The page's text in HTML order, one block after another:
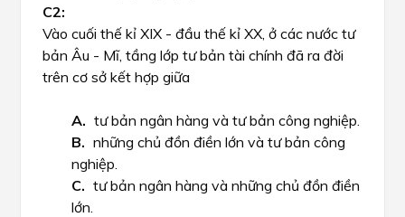
Vào cuối thế kỉ XIX - đầu thế kỉ XX, ở các nước tư
bản Âu - Mĩ, tầng lớp tư bản tài chính đã ra đời
trên cơ sở kết hợp giữa
tư bản ngân hàng và tư bản công nghiệp.
những chủ đồn điền lớn và tư bản công
nghiệp.
tư bản ngân hàng và những chủ đồn điền
lớn.